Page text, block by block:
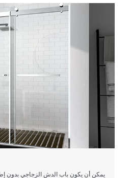
يمكن أن يكون باب الدش الزجاجي بدون